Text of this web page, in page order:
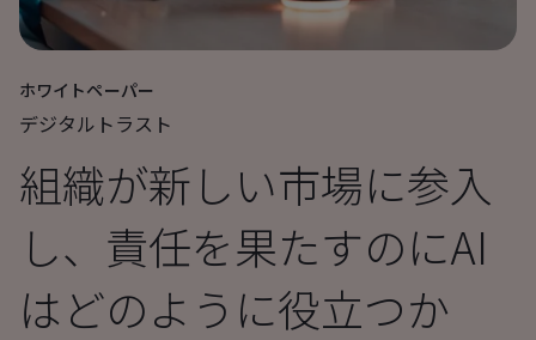
ホワイトペーパー
デジタルトラスト
組織が新しい市場に参入
し、責任を果たすのにAI
はどのように役立つか